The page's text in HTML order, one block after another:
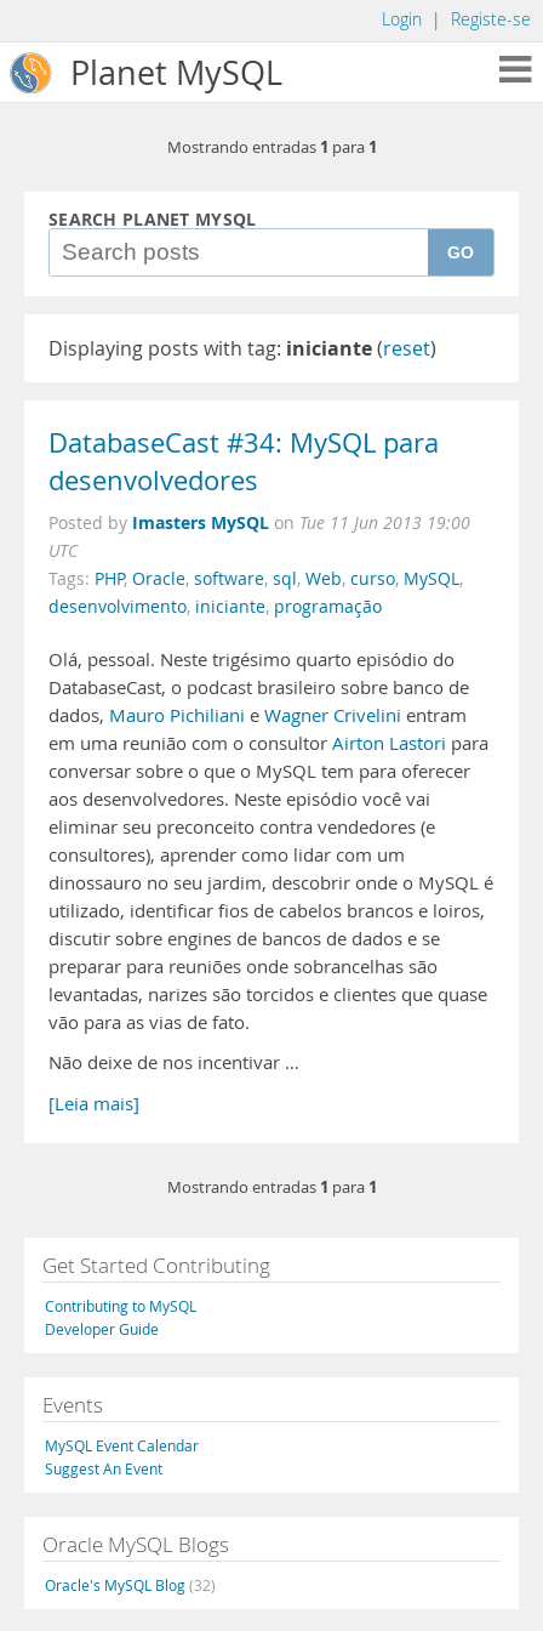
Login | Registe-se
Planet MySQL
Mostrando entradas 1 para 1
SEARCH PLANET MYSQL
GO
Displaying posts with tag: iniciante(reset)
DatabaseCast #34: MySQL para
desenvolvedores
Posted by Imasters MySQL on Tue 11 Jun 2013 19:00
UTC
Tags: PHP, Oracle, software, sql, Web, curso, MySQL,
desenvolvimento, iniciante, programação
Olá, pessoal. Neste trigésimo quarto episódio do
DatabaseCast, o podcast brasileiro sobre banco de
dados, Mauro Pichiliani e Wagner Crivelini entram
em uma reunião com o consultor Airton Lastori para
conversar sobre o que o MySQL tem para oferecer
aos desenvolvedores. Neste episódio você vai
eliminar seu preconceito contra vendedores (e
consultores), aprender como lidar com um
dinossauro no seu jardim, descobrir onde o MySQL é
utilizado, identificar fios de cabelos brancos e loiros,
discutir sobre engines de bancos de dados e se
preparar para reuniões onde sobrancelhas são
levantadas, narizes são torcidos e clientes que quase
vão para as vias de fato.
Não deixe de nos incentivar …
[Leia mais]
Mostrando entradas 1 para 1
Get Started Contributing
Contributing to MySQL
Developer Guide
Events
MySQL Event Calendar
Suggest An Event
Oracle MySQL Blogs
Oracle's MySQL Blog(32)